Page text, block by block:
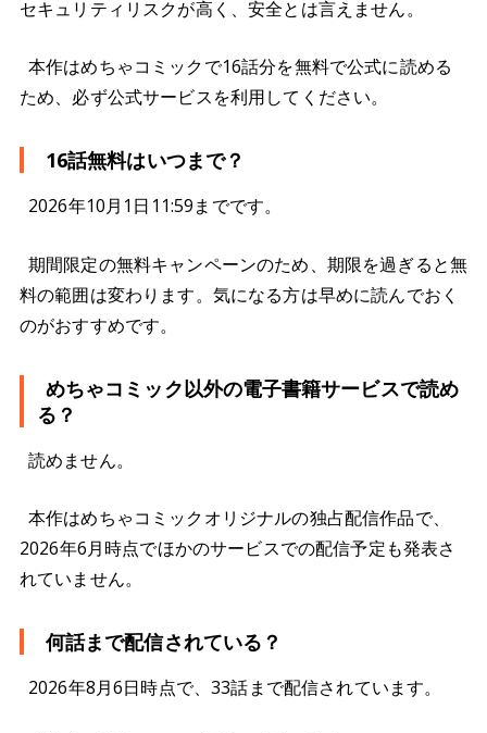
セキュリティリスクが高く、安全とは言えません。
本作はめちゃコミックで16話分を無料で公式に読める
ため、必ず公式サービスを利用してください。
16話無料はいつまで？
2026年10月1日11:59までです。
期間限定の無料キャンペーンのため、期限を過ぎると無
料の範囲は変わります。気になる方は早めに読んでおく
のがおすすめです。
めちゃコミック以外の電子書籍サービスで読め
る？
読めません。
本作はめちゃコミックオリジナルの独占配信作品で、
2026年6月時点でほかのサービスでの配信予定も発表さ
れていません。
何話まで配信されている？
2026年8月6日時点で、33話まで配信されています。